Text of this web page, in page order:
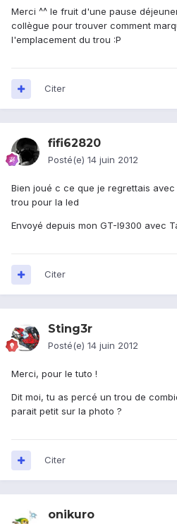
Merci ^^ le fruit d'une pause
collègue pour trouver comment
l'emplacement du trou :P
Citer
fifi62820
Posté(e) 14 juin 2012
Bien joué c ce que je regrettais
trou pour la led
Envoyé depuis mon GT-I9300 avec
Citer
Sting3r
Posté(e) 14 juin 2012
Merci, pour le tuto !
Dit moi, tu as percé un trou de
parait petit sur la photo ?
Citer
onikuro